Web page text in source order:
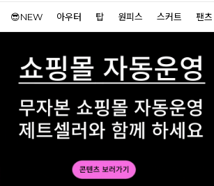
😎NEW 아우터 탑 원피스 스커트 팬츠